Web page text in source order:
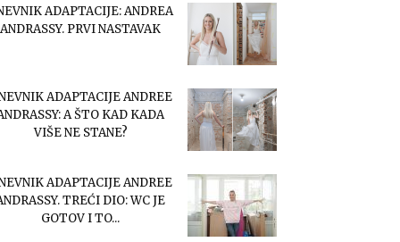
ADAPTACIJE: ANDREA
ANDRASSY. PRVI NASTAVAK
ADAPTACIJE ANDREE
A ŠTO KAD KADA
VIŠE NE STANE?
ADAPTACIJE ANDREE
TREĆI DIO: WC JE
GOTOV I TO...